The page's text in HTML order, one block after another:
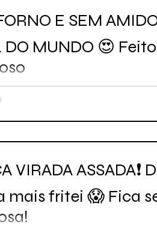
E SEM
DO MUNDO 😍
VIRADA
mais fritei 😱 Fica